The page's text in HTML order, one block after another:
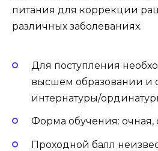
питания для коррекции
различных заболеваниях.
Для поступления
высшем образовании и
интернатуры/
Форма обучения: очная,
Проходной балл